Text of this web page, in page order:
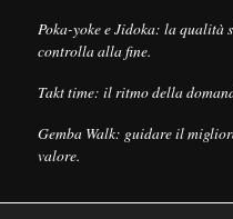
Poka-yoke e Jidoka: la qualità
controlla alla fine.
Takt time: il ritmo della
Gemba Walk: guidare il
valore.